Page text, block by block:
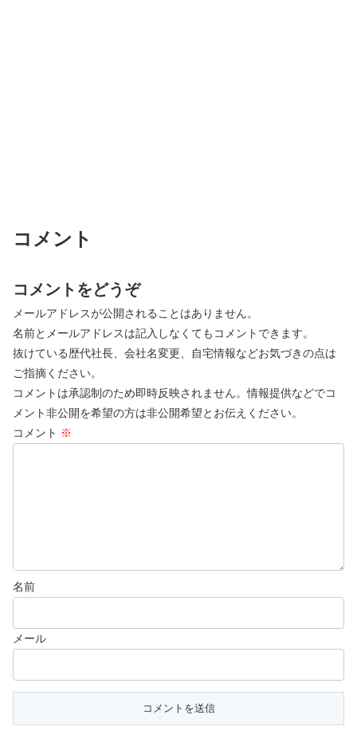
コメント
コメントをどうぞ
メールアドレスが公開されることはありません。
名前とメールアドレスは記入しなくてもコメントできます。
抜けている歴代社長、会社名変更、自宅情報などお気づきの点は
ご指摘ください。
コメントは承認制のため即時反映されません。情報提供などでコ
メント非公開を希望の方は非公開希望とお伝えください。
コメント ※
名前
メール